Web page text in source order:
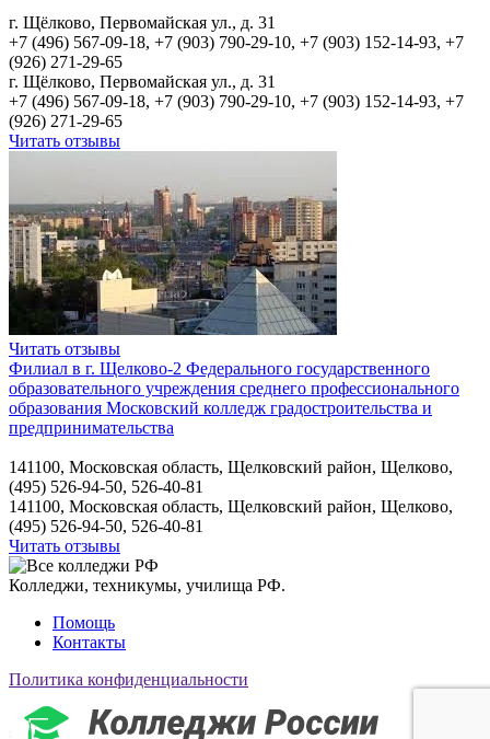
г. Щёлково, Первомайская ул., д. 31
+7 (496) 567-09-18, +7 (903) 790-29-10, +7 (903) 152-14-93, +7
(926) 271-29-65
г. Щёлково, Первомайская ул., д. 31
+7 (496) 567-09-18, +7 (903) 790-29-10, +7 (903) 152-14-93, +7
(926) 271-29-65
Читать отзывы
Читать отзывы
Филиал в г. Щелково-2 Федерального государственного
образовательного учреждения среднего профессионального
образования Московский колледж градостроительства и
предпринимательства
141100, Московская область, Щелковский район, Щелково,
(495) 526-94-50, 526-40-81
141100, Московская область, Щелковский район, Щелково,
(495) 526-94-50, 526-40-81
Читать отзывы
Колледжи, техникумы, училища РФ.
Помощь
Контакты
Политика конфиденциальности